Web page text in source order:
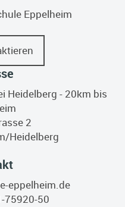
Eppelheim
Heidelberg - 20km bis
2
Heidelberg
eppelheim.de
75920-50